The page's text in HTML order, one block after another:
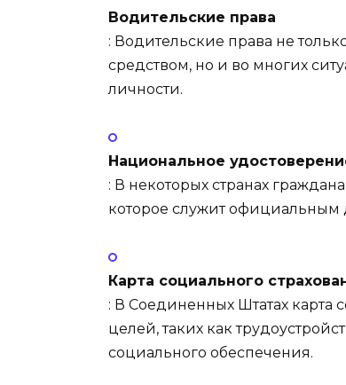
Водительские права
: Водительские права не
средством, но и во многих
личности.
Национальное
: В некоторых странах
которое служит официальным
Карта социального
: В Соединенных Штатах карта
целей, таких как
социального обеспечения.